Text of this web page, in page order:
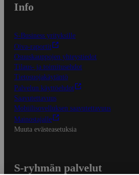
Info
S-Business yrityksille
Oiva-raportit
Osuuskauppojen yhteystiedot
Tilaus- ja toimitusehdot
Tietosuojakäytäntö
Palvelun käyttöehdot
Saavutettavuus
Mobiilisovelluksen saavutettavuus
Mainostajalle
Muuta evästeasetuksia
S-ryhmän palvelut